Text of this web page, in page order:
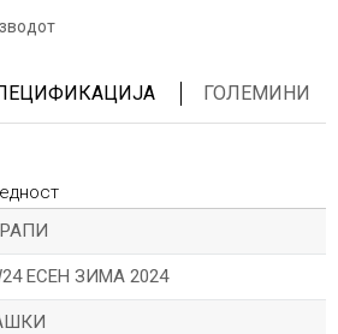
ГОЛЕМИНИ
ЕСЕН ЗИМА 2024